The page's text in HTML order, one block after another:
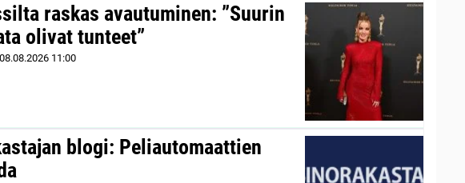
raskas avautuminen: ”Suurin
olivat tunteet”
08.08.2026 11:00
blogi: Peliautomaattien